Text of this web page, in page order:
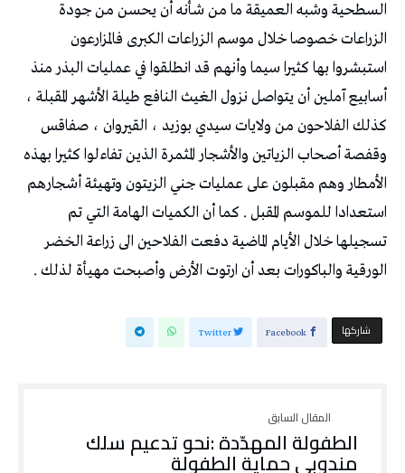
السطحية وشبه العميقة ما من شأنه أن يحسن من جودة
الزراعات خصوصا خلال موسم الزراعات الكبرى فالمزارعون
استبشروا بها كثيرا سيما وأنهم قد انطلقوا في عمليات البذر منذ
أسابيع آملين أن يتواصل نزول الغيث النافع طيلة الأشهر المقبلة ،
كذلك الفلاحون من ولايات سيدي بوزيد ، القيروان ، صفاقس
وقفصة أصحاب الزياتين والأشجار المثمرة الذين تفاءلوا كثيرا بهذه
الأمطار وهم مقبلون على عمليات جني الزيتون وتهيئة أشجارهم
استعدادا للموسم المقبل . كما أن الكميات الهامة التي تم
تسجيلها خلال الأيام الماضية دفعت الفلاحين الى زراعة الخضر
الورقية والباكورات بعد أن ارتوت الأرض وأصبحت مهيأة لذلك .
‫‫ شاركها‬ Facebook
Twitter
الطفولة المهدّدة :نحو تدعيم سلك
مندوبي حماية الطفولة